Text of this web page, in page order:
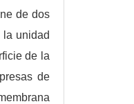
de dos
la unidad
de la
de